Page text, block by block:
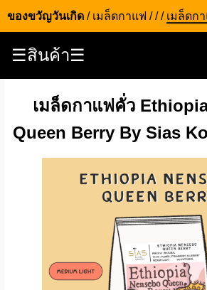
ของขวัญวันเกิด / เมล็ดกาแฟ /// เมล็ดก
☰สินค้า☰
เมล็ดกาแฟคั่ว
Queen Berry By Sias